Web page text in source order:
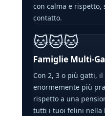
con calma e rispetto,
contatto.
🐱🐱🐱
Famiglie Multi-
Con 2, 3 o più gatti,
enormemente più
rispetto a una
tutti i tuoi felini nella